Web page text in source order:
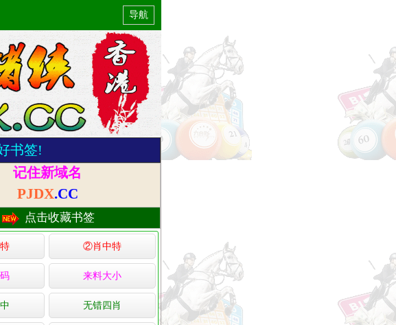
导航
书签!
记住新域名
PJDX.CC
点击收藏书签
②肖中特
来料大小
无错四肖